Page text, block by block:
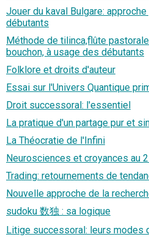
Jouer du kaval Bulgare:
débutants
Méthode de tilinca,flûte
bouchon, à usage des débutants
Folklore et droits d'auteur
Essai sur l'Univers Quantique
Droit successoral: l'essentiel
La pratique d'un partage pur et
La Théocratie de l'Infini
Neurosciences et croyances au
Trading: retournements de
Nouvelle approche de la
sudoku 数独 : sa logique
Litige successoral: leurs modes